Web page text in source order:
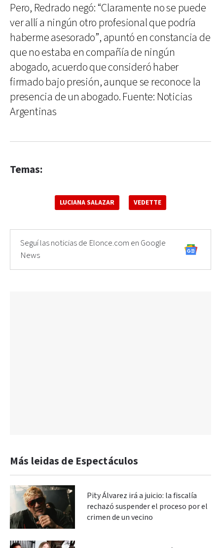
Pero, Redrado negó: “Claramente no se puede
ver allí a ningún otro profesional que podría
haberme asesorado”, apuntó en constancia de
que no estaba en compañía de ningún
abogado, acuerdo que consideró haber
firmado bajo presión, aunque se reconoce la
presencia de un abogado. Fuente: Noticias
Argentinas
Temas:
LUCIANA SALAZAR VEDETTE
Seguí las noticias de Elonce.com en Google
News
Más leidas de Espectáculos
Pity Álvarez irá a juicio: la fiscalía
rechazó suspender el proceso por el
crimen de un vecino